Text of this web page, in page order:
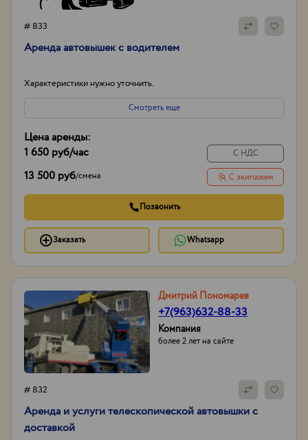
# 833
Аренда автовышек с водителем
Характеристики нужно уточнить.
Смотреть еще
Цена аренды:
1 650 руб/час
13 500 руб/смена
С НДС
С экипажем
Позвонить
Заказать Whatsapp
Дмитрий Пономарев
+7(963)632-88-33
Компания
более 2 лет на сайте
# 832
Аренда и услуги телескопической автовышки с
доставкой